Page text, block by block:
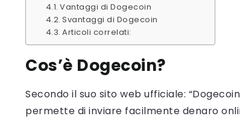
Vantaggi di Dogecoin
Svantaggi di Dogecoin
Articoli correlati:
Cos’è Dogecoin?
Secondo il suo sito web ufficiale:
permette di inviare facilmente denaro